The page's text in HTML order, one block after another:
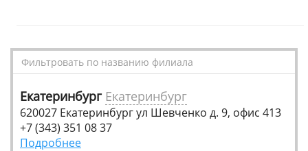
Екатеринбург Екатеринбург
620027 Екатеринбург ул Шевченко д. 9, офис 413
+7 (343) 351 08 37
Подробнее